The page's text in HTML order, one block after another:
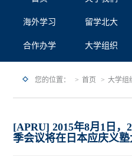
海外学习 留学北大
合作办学 大学组织
您的位置： 首页 大学组
[APRU] 2015年8月1日，
季会议将在日本应庆义